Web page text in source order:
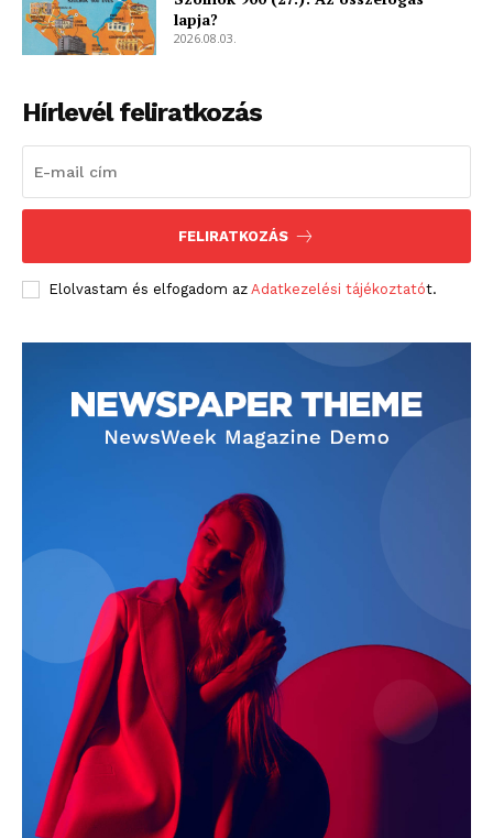
lapja?
2026.08.03.
Hírlevél feliratkozás
FELIRATKOZÁS
Elolvastam és elfogadom az Adatkezelési tájékoztatót.